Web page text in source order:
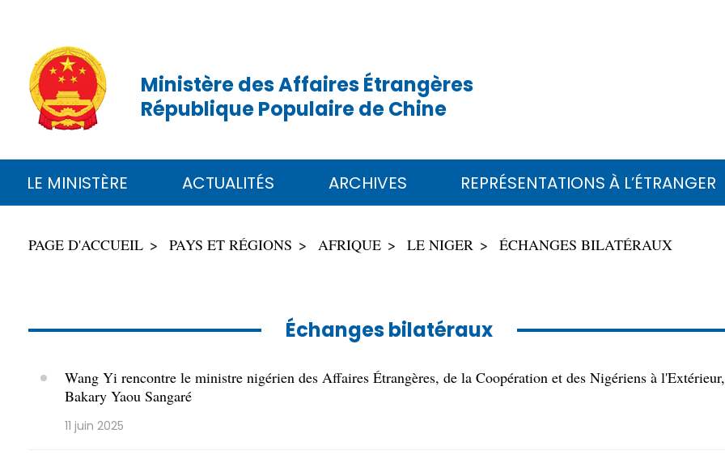
Ministère des Affaires Étrangères
République Populaire de Chine
LE MINISTÈRE ACTUALITÉS ARCHIVES REPRÉSENTATIONS À L’ÉTRANGER
PAGE D'ACCUEIL PAYS ET RÉGIONS AFRIQUE LE NIGER ÉCHANGES BILATÉRAUX
Échanges bilatéraux
Wang Yi rencontre le ministre nigérien des Affaires Étrangères, de la Coopération et des Nigériens à l'Extérieur,
Bakary Yaou Sangaré
11 juin 2025